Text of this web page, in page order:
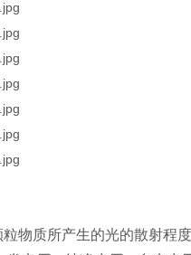
物质所产生的光的散射程